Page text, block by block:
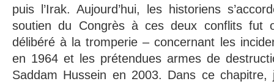
puis l’Irak. Aujourd’hui, les historiens
soutien du Congrès à ces deux conflits fut
délibéré à la tromperie – concernant les
en 1964 et les prétendues armes de
Saddam Hussein en 2003. Dans ce chapitre,